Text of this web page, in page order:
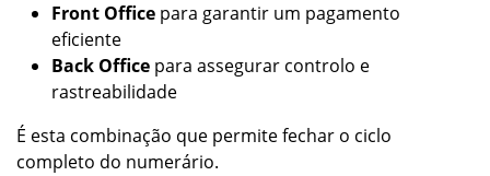
Front Office para garantir um pagamento
eficiente
Back Office para assegurar controlo e
rastreabilidade
É esta combinação que permite fechar o ciclo
completo do numerário.